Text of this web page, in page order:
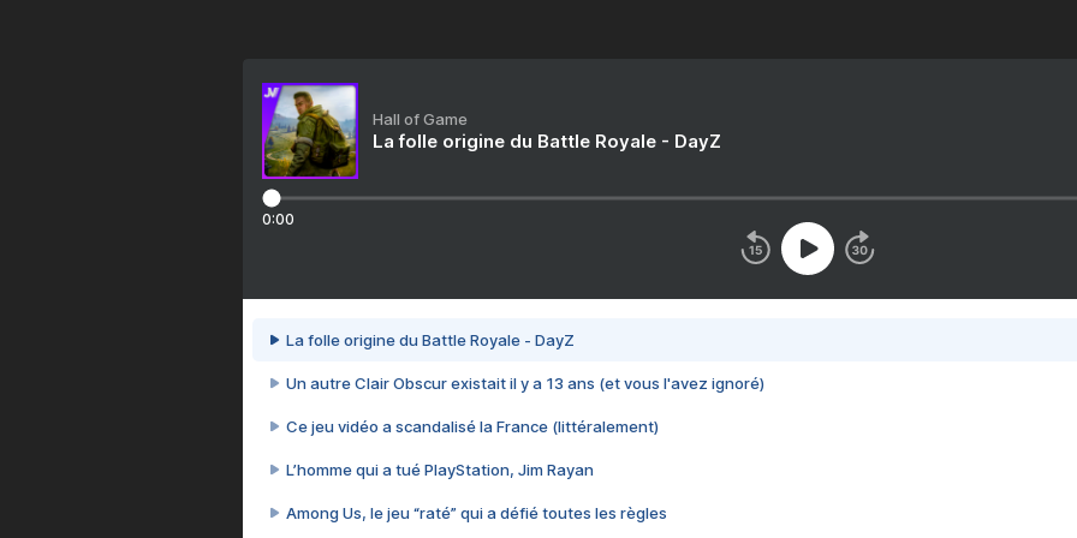
Hall of Game
La folle origine du Battle Royale - DayZ
0:00
La folle origine du Battle Royale - DayZ
Un autre Clair Obscur existait il y a 13 ans (et vous l'avez ignoré)
Ce jeu vidéo a scandalisé la France (littéralement)
L’homme qui a tué PlayStation, Jim Rayan
Among Us, le jeu “raté” qui a défié toutes les règles